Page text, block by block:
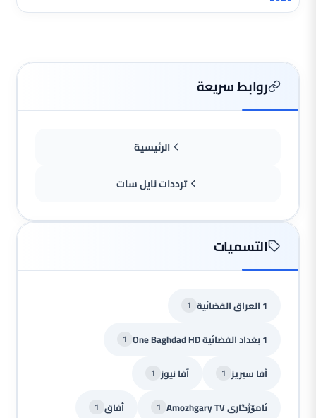
روابط سريعة
الرئيسية
ترددات نايل سات
التسميات
1 العراق الفضائية 1
1 بغداد الفضائية One Baghdad HD 1
آفا سيريز 1 آفا نيوز 1
ئامۆژگاری Amozhgary TV 1 أفاق 1